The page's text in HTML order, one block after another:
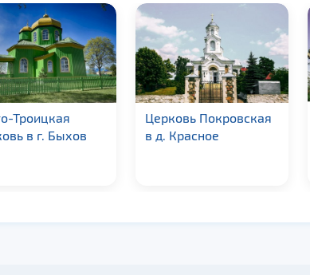
Троицкая
в г. Быхов
Церковь Покровская
в д. Красное